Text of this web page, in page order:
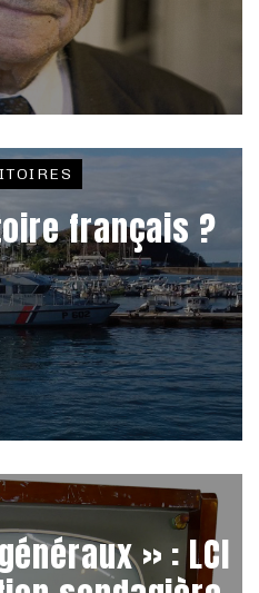
français ?
» : LCI